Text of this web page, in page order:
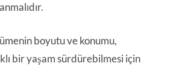
boyutu ve konumu,
bir yaşam sürdürebilmesi için